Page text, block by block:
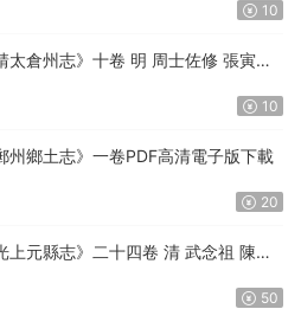
10
太倉州志》十卷 明 周士佐修 張寅纂
10
州鄉土志》一卷PDF高清電子版下載
20
上元縣志》二十四卷 清 武念祖 陳道
50